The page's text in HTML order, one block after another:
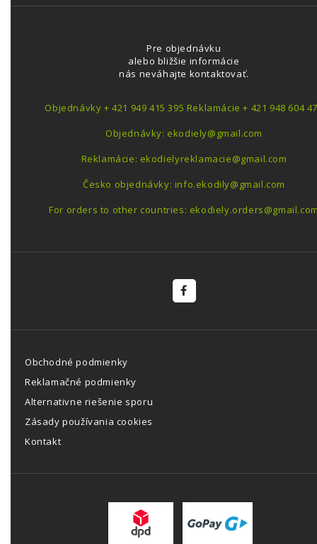
Pre objednávku
alebo bližšie informácie
nás neváhajte kontaktovať.
Objednávky + 421 949 415 395 Reklamácie + 421 948 604
Objednávky: ekodiely@gmail.com
Reklamácie: ekodielyreklamacie@gmail.com
Česko objednávky: info.ekodily@gmail.com
For orders to other countries:
Obchodné podmienky
Reklamačné podmienky
Alternativne riešenie sporu
Zásady používania cookies
Kontakt